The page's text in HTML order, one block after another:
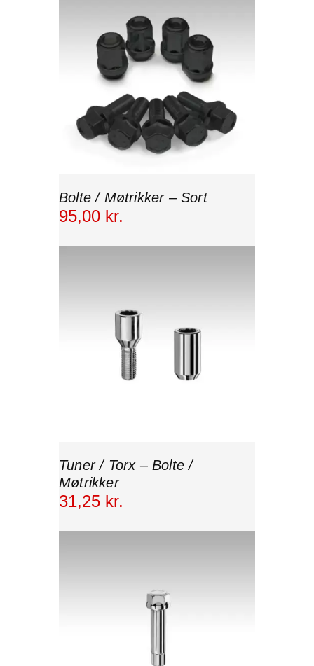
Bolte / Møtrikker – Sort
95,00 kr.
Tuner / Torx – Bolte /
Møtrikker
31,25 kr.